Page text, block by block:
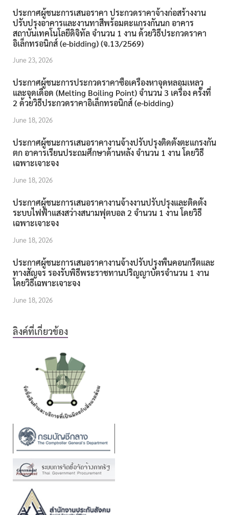
ประกาศผู้ชนะการเสนอราคา ประกวดราคาจ้างก่อสร้างงาน
ปรับปรุงอาคารและงานทาสีพร้อมตะแกรงกันนก อาคาร
สถาบันเทคโนโลยีดิจิทัล จำนวน 1 งาน ด้วยวิธีประกวดราคา
อิเล็กทรอนิกส์ (e-bidding) (จ.13/2569)
June 23, 2026
ประกาศผู้ชนะการประกวดราคาซื้อเครื่องหาจุดหลอมเหลว
และจุดเดือด (Melting Boiling Point) จำนวน 3 เครื่อง ครั้งที่
2 ด้วยวิธีประกวดราคาอิเล็กทรอนิกส์ (e-bidding)
June 18, 2026
ประกาศผู้ชนะการเสนอราคางานจ้างปรับปรุงติดตั้งตะแกรงกัน
ตก อาคารเรียนประถมศึกษาด้านหลัง จำนวน 1 งาน โดยวิธี
เฉพาะเจาะจง
June 18, 2026
ประกาศผู้ชนะการเสนอราคางานจ้างงานปรับปรุงและติดตั้ง
ระบบไฟฟ้าแสงสว่างสนามฟุตบอล 2 จำนวน 1 งาน โดยวิธี
เฉพาะเจาะจง
June 18, 2026
ประกาศผู้ชนะการเสนอราคางานจ้างปรับปรุงพื้นคอนกรีตและ
ทางสัญจร รองรับพิธีพระราชทานปริญญาบัตรจำนวน 1 งาน
โดยวิธีเฉพาะเจาะจง
June 18, 2026
ลิงค์ที่เกี่ยวข้อง